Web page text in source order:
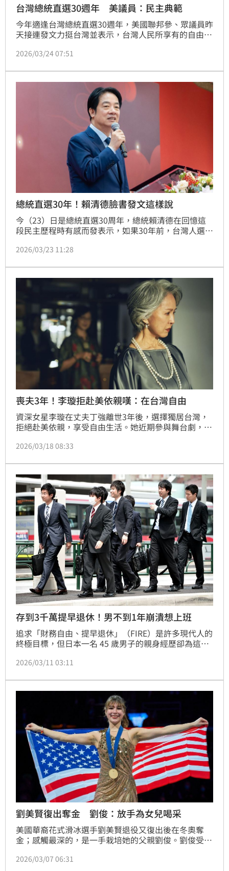
台灣總統直選30週年 美議員：民主典範
今年適逢台灣總統直選30週年，美國聯邦參、眾議員昨
天接連發文力挺台灣並表示，台灣人民所享有的自由，
本加厲地脅迫台灣；美國將持續支持強化台灣自我防衛
2026/03/24 07:51
總統直選30年！賴清德臉書發文這樣說
今（23）日是總統直選30周年，總統賴清德在回憶這
段民主歷程時有感而發表示，如果30年前，台灣人選擇
民主、繁榮的台灣。他並表示，今天也是立法院審議國
國的挑釁；30年後，也有人說只要向威權妥協，就不用
強化國防。但這一切的答案，30年前的台灣人已經告訴
我們：「民主從來不是挑釁，只有決心、堅持、和實
力，才能
2026/03/23 11:28
喪夫3年！李璇拒赴美依親嘆：在台灣自由
資深女星李璇在丈夫丁強離世3年後，選擇獨居台灣，
拒絕赴美依親，享受自由生活。她近期參與舞台劇，坦
健檢，認為命該絕就走。李璇藉學佛與古箏充實晚年，
因目睹替身意外而拒絕危險特技。她因子女長年定居美
國且有語言隔閡，堅定留台，在故鄉安度晚年，展現堅
韌獨立的生命態度。
2026/03/18 08:33
存到3千萬提早退休！男不到1年崩潰想上班
追求「財務自由、提早退休」（FIRE）是許多現代人的
終極目標，但日本一名 45 歲男子的親身經歷卻為這股
2980 萬元）資產後瀟灑辭職，原以為從此告別壓抑的
角色壓力」決定重返職場。他感嘆：上班族的身分，其
實是與社會保持連結最方便的「保護色」。
2026/03/11 03:11
劉美賢復出奪金 劉俊：放手為女兒喝采
美國華裔花式滑冰選手劉美賢退役又復出後在冬奧奪
金；感觸最深的，是一手栽培她的父親劉俊。劉俊受訪
必須接住她，如今女兒復出，雖然將他排除在團隊之
2026/03/07 06:31